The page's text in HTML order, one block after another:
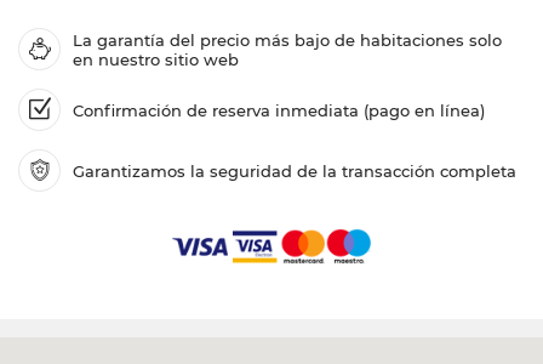
La garantía del precio más bajo de habitaciones solo
en nuestro sitio web
Confirmación de reserva inmediata (pago en línea)
Garantizamos la seguridad de la transacción completa